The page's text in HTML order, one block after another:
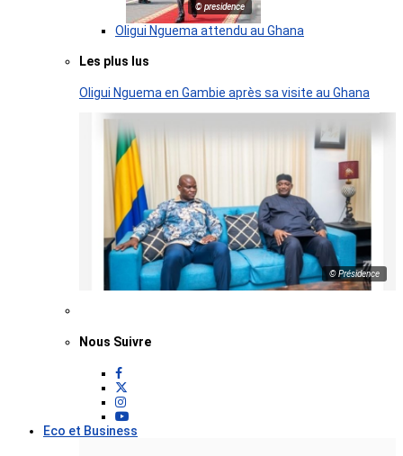
© presidence
Oligui Nguema attendu au Ghana
Les plus lus
Oligui Nguema en Gambie après sa visite au Ghana
© Présidence
Nous Suivre
Eco et Business